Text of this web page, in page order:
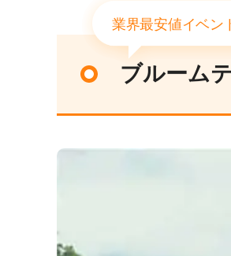
業界最安値イベン
ブルーム